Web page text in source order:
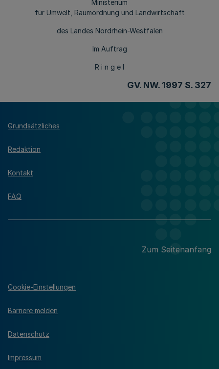
Ministerium
für Umwelt, Raumordnung und Landwirtschaft
des Landes Nordrhein-Westfalen
Im Auftrag
R i n g e l
GV. NW. 1997 S. 327
Grundsätzliches
Redaktion
Kontakt
FAQ
Zum Seitenanfang
Cookie-Einstellungen
Barriere melden
Datenschutz
Impressum